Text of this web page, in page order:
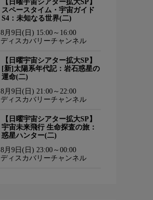
【日曜宇宙シアター拡大SP】
スペースタイム・宇宙ガイド
S4：未知なる世界(二)
8月9日(日) 15:00～16:00
ディスカバリーチャンネル
【日曜宇宙シアター拡大SP】
[新]太陽系年代記：岩石惑星の
運命(二)
8月9日(日) 21:00～22:00
ディスカバリーチャンネル
【日曜宇宙シアター拡大SP】
宇宙未来飛行 生命探査の旅：
惑星ハンター(二)
8月9日(日) 23:00～00:00
ディスカバリーチャンネル